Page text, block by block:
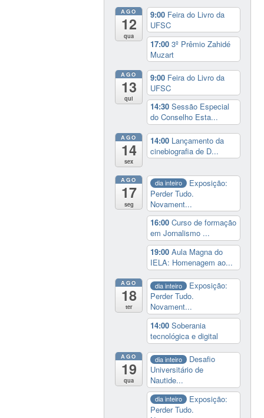
AGO
12
qua
9:00 Feira do Livro da
UFSC
17:003º Prêmio Zahidé
Muzart
AGO
13
qui
9:00 Feira do Livro da
UFSC
14:30Sessão Especial
do Conselho Esta...
AGO
14
sex
14:00 Lançamento da
cinebiografia de D...
AGO
17
seg
dia inteiro
Exposição:
Perder Tudo.
Novament...
16:00Curso de formação
em Jornalismo ...
19:00Aula Magna do
IELA: Homenagem ao...
AGO
18
ter
dia inteiro
Exposição:
Perder Tudo.
Novament...
14:00Soberania
tecnológica e digital
AGO
19
qua
dia inteiro
Desafio
Universitário de
Nautide...
dia inteiro
Exposição:
Perder Tudo.